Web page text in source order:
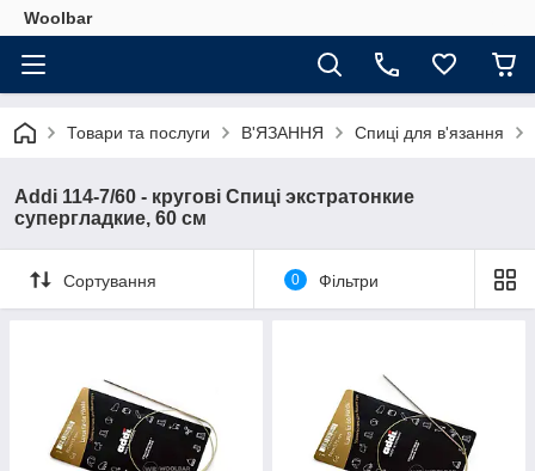
Woolbar
Товари та послуги В'ЯЗАННЯ Спиці для в'язання
Addi 114-7/60 - кругові Спиці экстратонкие
супергладкие, 60 см
Сортування 0 Фільтри